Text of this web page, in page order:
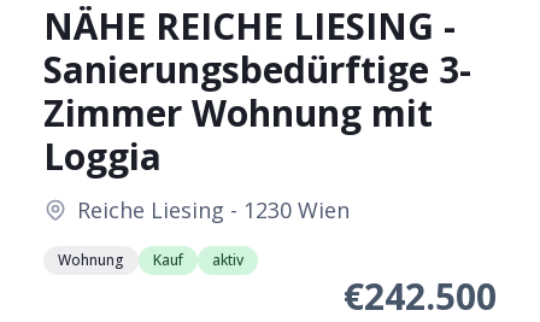
NÄHE REICHE LIESING -
Sanierungsbedürftige 3-
Zimmer Wohnung mit
Loggia
Reiche Liesing - 1230 Wien
Wohnung Kauf aktiv
€242.500